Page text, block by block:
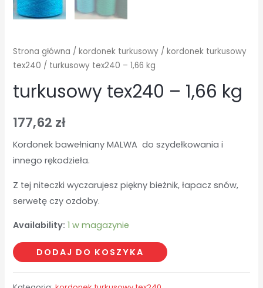
Strona główna /kordonek turkusowy /kordonek turkusowy
tex240 / turkusowy tex240 – 1,66 kg
turkusowy tex240 – 1,66 kg
177,62 zł
Kordonek bawełniany MALWA do szydełkowania i
innego rękodzieła.
Z tej niteczki wyczarujesz piękny bieżnik, łapacz snów,
serwetę czy ozdoby.
Availability: 1 w magazynie
ilość
turkusowy
DODAJ DO KOSZYKA